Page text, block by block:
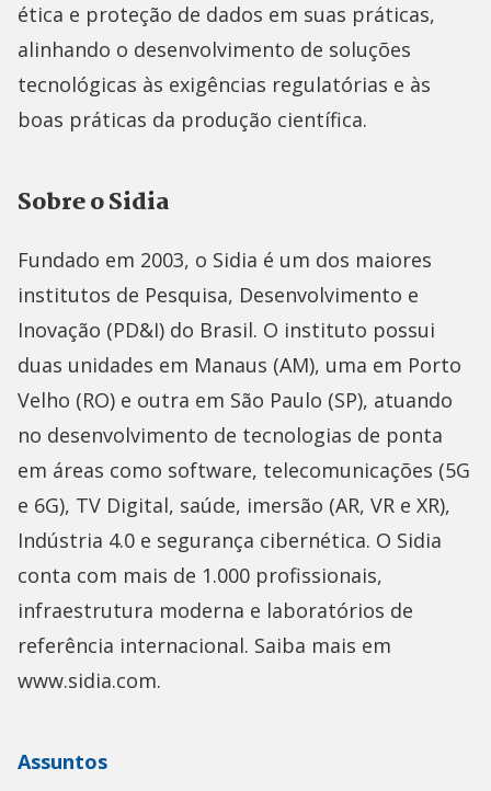
ética e proteção de dados em suas práticas,
alinhando o desenvolvimento de soluções
tecnológicas às exigências regulatórias e às
boas práticas da produção científica.
Sobre o Sidia
Fundado em 2003, o Sidia é um dos maiores
institutos de Pesquisa, Desenvolvimento e
Inovação (PD&I) do Brasil. O instituto possui
duas unidades em Manaus (AM), uma em Porto
Velho (RO) e outra em São Paulo (SP), atuando
no desenvolvimento de tecnologias de ponta
em áreas como software, telecomunicações (5G
e 6G), TV Digital, saúde, imersão (AR, VR e XR),
Indústria 4.0 e segurança cibernética. O Sidia
conta com mais de 1.000 profissionais,
infraestrutura moderna e laboratórios de
referência internacional. Saiba mais em
www.sidia.com.
Assuntos